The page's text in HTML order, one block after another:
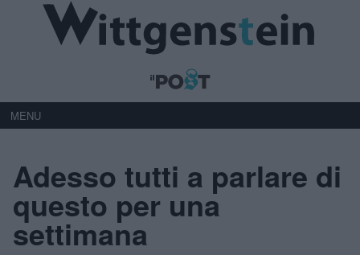
MENU
Adesso tutti a parlare di
questo per una
settimana